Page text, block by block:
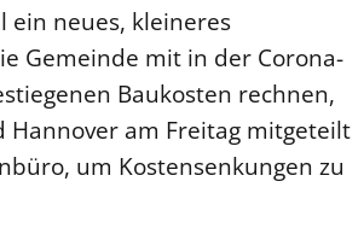
ein neues, kleineres
Gemeinde mit in der Corona-
Baukosten rechnen,
Hannover am Freitag mitgeteilt
um Kostensenkungen zu